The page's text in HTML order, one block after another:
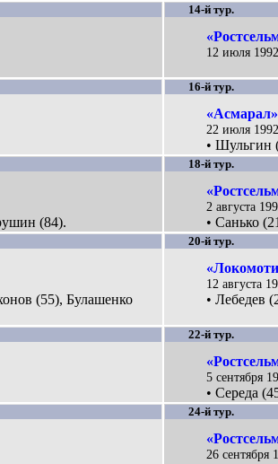
14-й тур.
12 июля
16-й тур.
22 июля
• Шульгин
(84).
18-й тур.
2 августа
• Санько
(55), Булашенко
20-й тур.
12 августа
• Лебедев
22-й тур.
5 сентября
• Середа
24-й тур.
26 сентября